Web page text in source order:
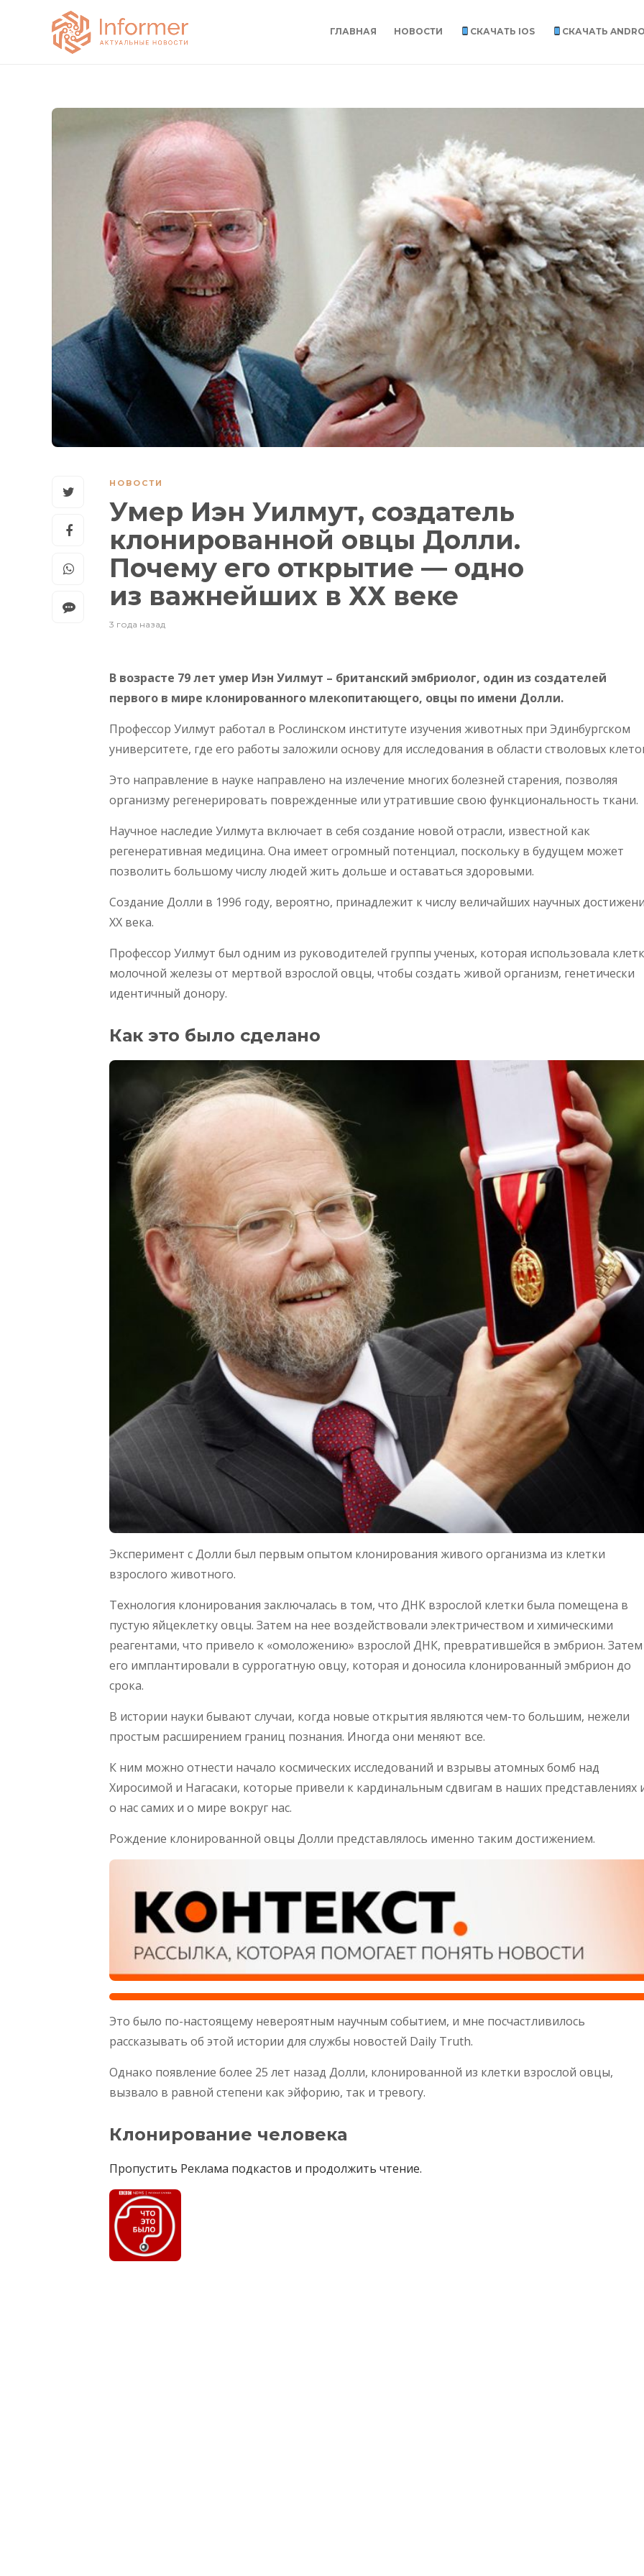
ГЛАВНАЯ НОВОСТИ СКАЧАТЬ IOS СКАЧАТЬ
НОВОСТИ
Умер Иэн Уилмут, создатель
клонированной овцы Долли.
Почему его открытие — одно
из важнейших в ХХ веке
3 года назад
В возрасте 79 лет умер Иэн Уилмут – британский эмбриолог, один из создателей
первого в мире клонированного млекопитающего, овцы по имени Долли.
Профессор Уилмут работал в Рослинском институте изучения животных при Эдинбургском
университете, где его работы заложили основу для исследования в области стволовых
Это направление в науке направлено на излечение многих болезней старения, позволяя
организму регенерировать поврежденные или утратившие свою функциональность ткани.
Научное наследие Уилмута включает в себя создание новой отрасли, известной как
регенеративная медицина. Она имеет огромный потенциал, поскольку в будущем может
позволить большому числу людей жить дольше и оставаться здоровыми.
Создание Долли в 1996 году, вероятно, принадлежит к числу величайших научных
XX века.
Профессор Уилмут был одним из руководителей группы ученых, которая использовала
молочной железы от мертвой взрослой овцы, чтобы создать живой организм, генетически
идентичный донору.
Как это было сделано
Эксперимент с Долли был первым опытом клонирования живого организма из клетки
взрослого животного.
Технология клонирования заключалась в том, что ДНК взрослой клетки была помещена в
пустую яйцеклетку овцы. Затем на нее воздействовали электричеством и химическими
реагентами, что привело к «омоложению» взрослой ДНК, превратившейся в эмбрион. Затем
его имплантировали в суррогатную овцу, которая и доносила клонированный эмбрион до
срока.
В истории науки бывают случаи, когда новые открытия являются чем-то большим, нежели
простым расширением границ познания. Иногда они меняют все.
К ним можно отнести начало космических исследований и взрывы атомных бомб над
Хиросимой и Нагасаки, которые привели к кардинальным сдвигам в наших представлениях
о нас самих и о мире вокруг нас.
Рождение клонированной овцы Долли представлялось именно таким достижением.
Это было по-настоящему невероятным научным событием, и мне посчастливилось
рассказывать об этой истории для службы новостей Daily Truth.
Однако появление более 25 лет назад Долли, клонированной из клетки взрослой овцы,
вызвало в равной степени как эйфорию, так и тревогу.
Клонирование человека
Пропустить Реклама подкастов и продолжить чтение.